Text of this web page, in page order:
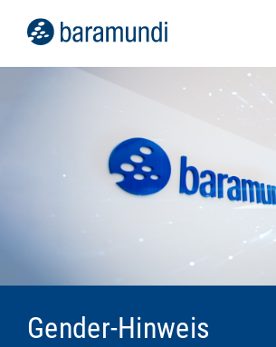
Gender-Hinweis